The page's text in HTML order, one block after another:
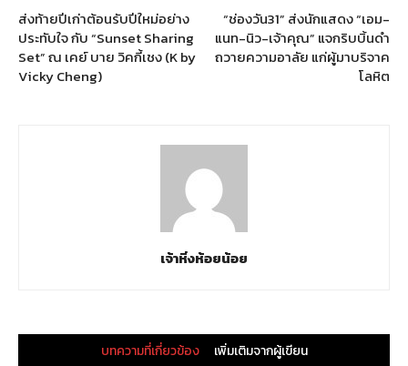
ส่งท้ายปีเก่าต้อนรับปีใหม่อย่าง
ประทับใจ กับ “Sunset Sharing
Set” ณ เคย์ บาย วิคกี้เชง (K by
Vicky Cheng)
“ช่องวัน31” ส่งนักแสดง “เอม-
แนท-นิว-เจ้าคุณ” แจกริบบิ้นดำ
ถวายความอาลัย แก่ผู้มาบริจาค
โลหิต
เจ้าหิ่งห้อยน้อย
บทความที่เกี่ยวข้อง เพิ่มเติมจากผู้เขียน